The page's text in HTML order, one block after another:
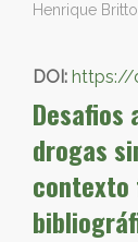
Henrique
DOI: https://
drogas
contexto